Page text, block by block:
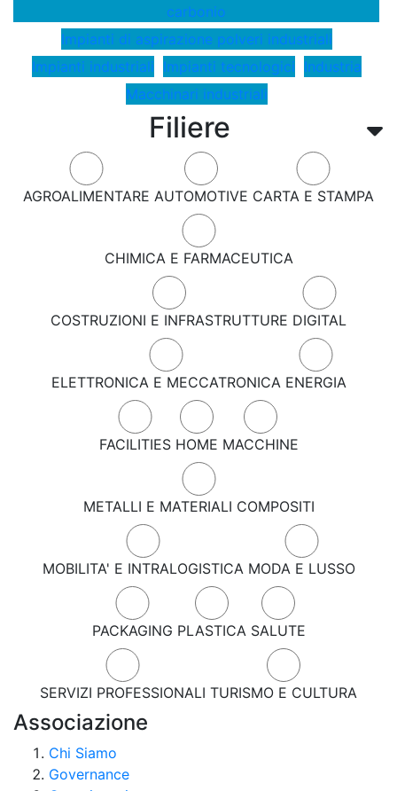
Filiere
AGROALIMENTARE AUTOMOTIVE CARTA E STAMPA
CHIMICA E FARMACEUTICA
COSTRUZIONI E INFRASTRUTTURE DIGITAL
ELETTRONICA E MECCATRONICA ENERGIA
FACILITIES HOME MACCHINE
METALLI E MATERIALI COMPOSITI
MOBILITA' E INTRALOGISTICA MODA E LUSSO
PACKAGING PLASTICA SALUTE
SERVIZI PROFESSIONALI TURISMO E CULTURA
carbonio
Impianti di aspirazione polveri industriali
Impianti industriali Impianti tecnologici Industria
Macchinari industriali
Associazione
Chi Siamo
Governance